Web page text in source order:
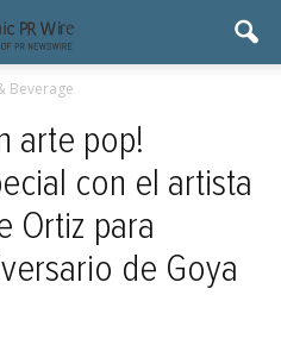
Beverage
arte pop!
con el artista
Ortiz para
de Goya